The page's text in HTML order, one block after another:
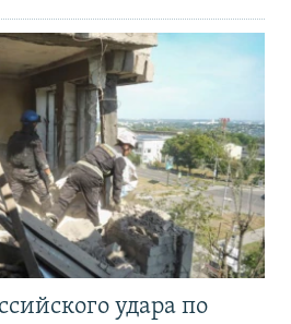
удара по